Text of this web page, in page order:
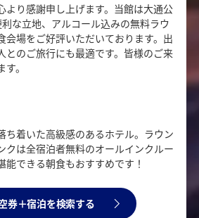
より感謝申し上げます。当館は大通公
な立地、アルコール込みの無料ラウ
会場をご好評いただいております。出
とのご旅行にも最適です。皆様のご来
。
ち着いた高級感のあるホテル。ラウン
クは全宿泊者無料のオールインクルー
能できる朝食もおすすめです！
券＋宿泊を検索する